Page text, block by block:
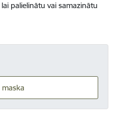
palielinātu vai samazinātu
maska